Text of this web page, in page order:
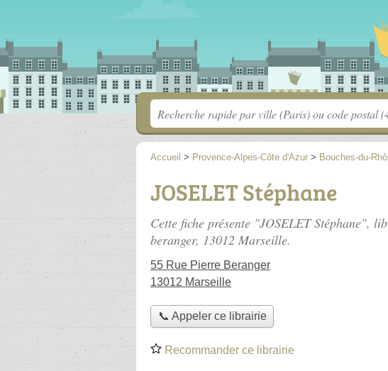
Accueil > Provence-Alpes-Côte d'Azur > Bouches-du-
JOSELET Stéphane
Cette fiche présente "JOSELET Stéphane",
beranger, 13012 Marseille.
55 Rue Pierre Beranger
13012 Marseille
📞 Appeler ce librairie
Recommander ce librairie